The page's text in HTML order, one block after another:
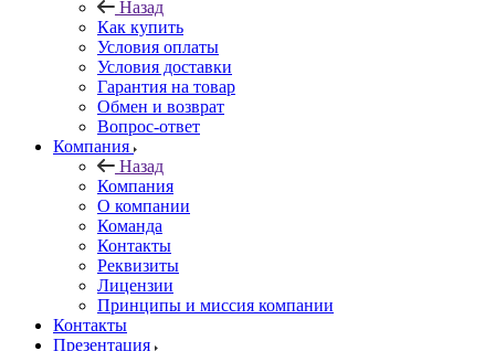
Назад
Как купить
Условия оплаты
Условия доставки
Гарантия на товар
Обмен и возврат
Вопрос-ответ
Компания
Назад
Компания
О компании
Команда
Контакты
Реквизиты
Лицензии
Принципы и миссия компании
Контакты
Презентация